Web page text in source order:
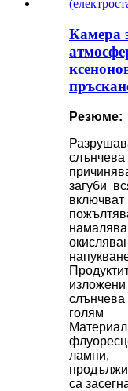
Камера
Резюме:
загуби
голям
лампи,
са